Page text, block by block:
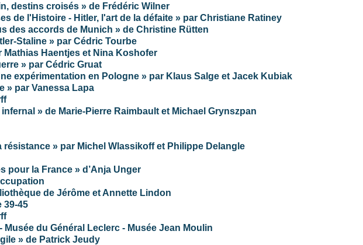
destins croisés » de Frédéric Wilner
de l'Histoire - Hitler, l'art de la défaite » par Christiane Ratiney
des accords de Munich » de Christine Rütten
Staline » par Cédric Tourbe
Mathias Haentjes et Nina Koshofer
» par Cédric Gruat
expérimentation en Pologne » par Klaus Salge et Jacek Kubiak
» par Vanessa Lapa
» de Marie-Pierre Raimbault et Michael Grynszpan
» par Michel Wlassikoff et Philippe Delangle
pour la France » d’Anja Unger
de Jérôme et Annette Lindon
39-45
Musée du Général Leclerc - Musée Jean Moulin
» de Patrick Jeudy